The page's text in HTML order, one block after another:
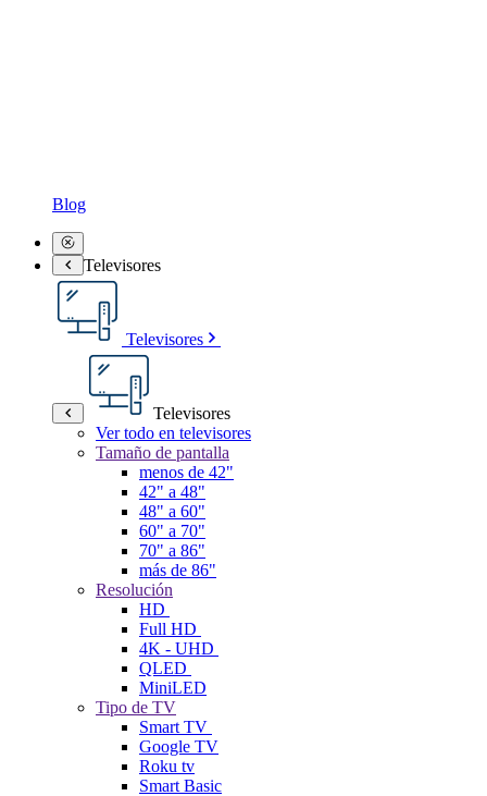
Blog
Televisores
Televisores
Televisores
Ver todo en televisores
Tamaño de pantalla
menos de 42"
42" a 48"
48" a 60"
60" a 70"
70" a 86"
más de 86"
Resolución
HD
Full HD
4K - UHD
QLED
MiniLED
Tipo de TV
Smart TV
Google TV
Roku tv
Smart Basic